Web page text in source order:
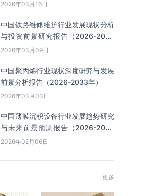
2026年03月16日
中国铁路维修维护行业发展现状分析
与投资前景研究报告（2026-2033
年）
2026年03月09日
中国聚丙烯行业现状深度研究与发展
前景分析报告（2026-2033年）
2026年03月03日
中国薄膜沉积设备行业发展趋势研究
与未来前景预测报告（2026-2033
年）
2026年02月06日
更多